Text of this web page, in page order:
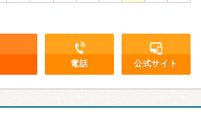
電話 公式サイト